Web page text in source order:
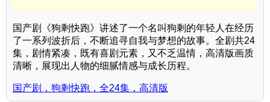
国产剧《狗剩快跑》讲述了一个名叫狗剩的年轻人在经历
了一系列波折后，不断追寻自我与梦想的故事。全剧共24
集，剧情紧凑，既有喜剧元素，又不乏温情，高清版画质
清晰，展现出人物的细腻情感与成长历程。
国产剧，狗剩快跑，全24集，高清版